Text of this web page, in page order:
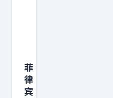
，
并
非
菲
律
宾